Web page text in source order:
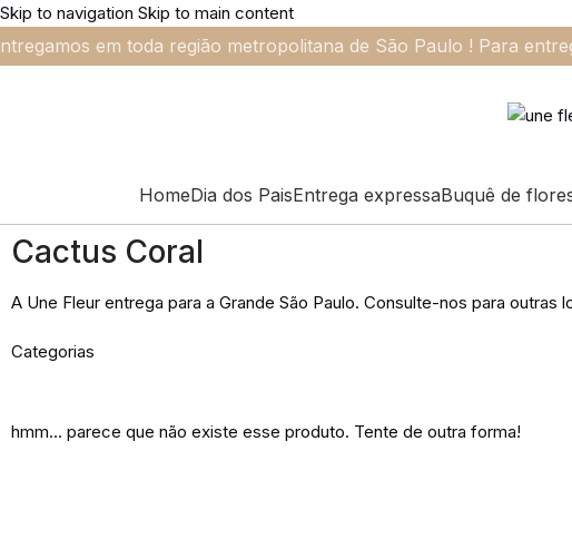
Skip to navigation Skip to main content
em toda região metropolitana de São Paulo ! Para
HomeDia dos PaisEntrega expressaBuquê de
Cactus Coral
A Une Fleur entrega para a Grande São Paulo. Consulte-nos para outras
Categorias
hmm... parece que não existe esse produto. Tente de outra forma!